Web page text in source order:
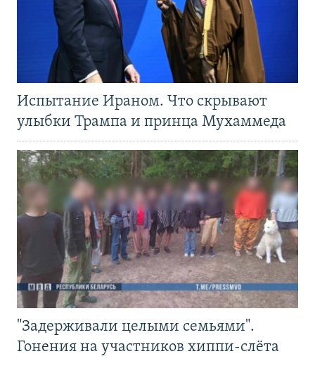
Испытание Ираном. Что скрывают
улыбки Трампа и принца Мухаммеда
"Задерживали целыми семьями".
Гонения на участников хиппи-слёта